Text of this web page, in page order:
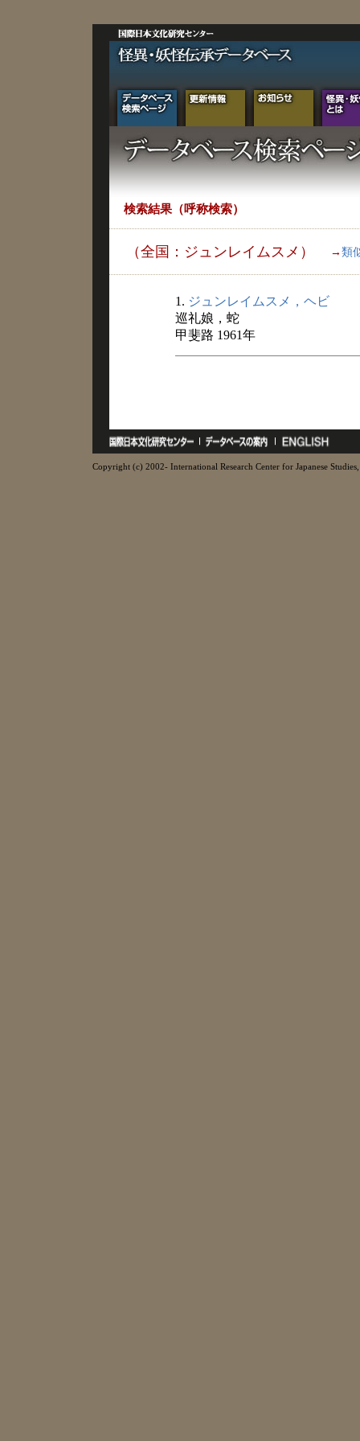
検索結果（呼称検索）
（全国：ジュンレイムスメ） → 類
1. ジュンレイムスメ，ヘビ
巡礼娘，蛇
甲斐路 1961年
Copyright (c) 2002- International Research Center for Japanese